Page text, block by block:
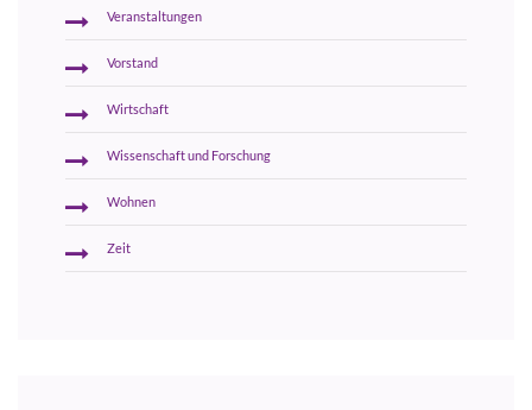
Veranstaltungen
Vorstand
Wirtschaft
Wissenschaft und Forschung
Wohnen
Zeit